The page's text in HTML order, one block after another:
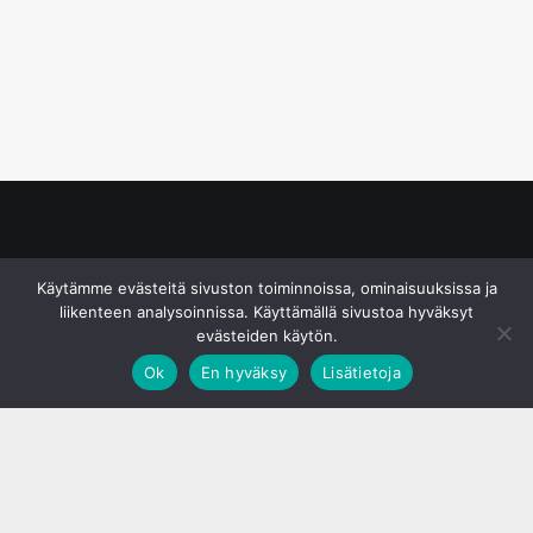
Käytämme evästeitä sivuston toiminnoissa, ominaisuuksissa ja
liikenteen analysoinnissa. Käyttämällä sivustoa hyväksyt
evästeiden käytön.
Ok
En hyväksy Lisätietoja